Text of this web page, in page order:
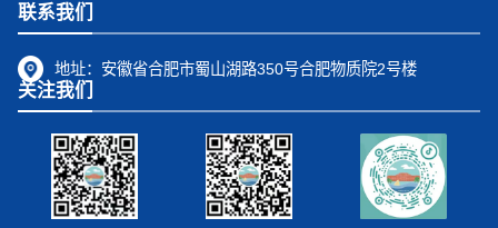
联系我们
地址： 安徽省合肥市蜀山湖路350号合肥物质院2号楼
关注我们